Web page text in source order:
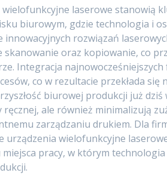
laserowe stanowią
biurowym, gdzie technologia i
innowacyjnych rozwiązań
oraz kopiowanie, co
Integracja
co w rezultacie przekłada się
biurowej produkcji już
ręcznej, ale również minimalizują
zarządzaniu drukiem. Dla
urządzenia wielofunkcyjne
pracy, w którym